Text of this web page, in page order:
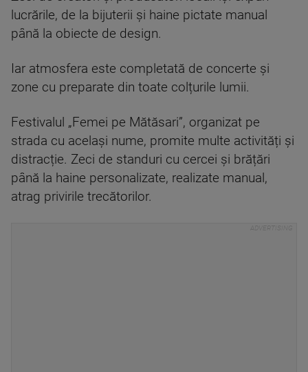
lucrările, de la bijuterii și haine pictate manual
până la obiecte de design.
Iar atmosfera este completată de concerte și
zone cu preparate din toate colțurile lumii.
Festivalul „Femei pe Mătăsari”, organizat pe
strada cu același nume, promite multe activități și
distracție. Zeci de standuri cu cercei și brățări
până la haine personalizate, realizate manual,
atrag privirile trecătorilor.